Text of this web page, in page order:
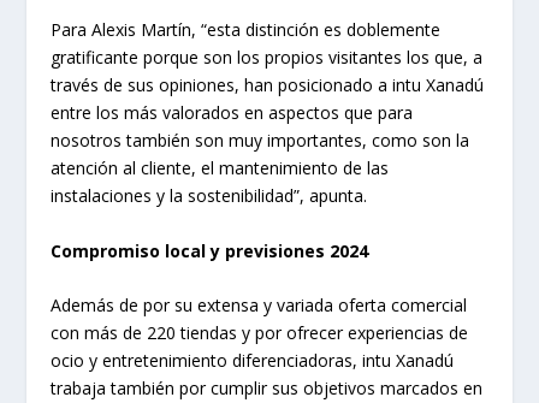
Para Alexis Martín, “esta distinción es doblemente
gratificante porque son los propios visitantes los que, a
través de sus opiniones, han posicionado a intu Xanadú
entre los más valorados en aspectos que para
nosotros también son muy importantes, como son la
atención al cliente, el mantenimiento de las
instalaciones y la sostenibilidad”, apunta.
Compromiso local y previsiones 2024
Además de por su extensa y variada oferta comercial
con más de 220 tiendas y por ofrecer experiencias de
ocio y entretenimiento diferenciadoras, intu Xanadú
trabaja también por cumplir sus objetivos marcados en